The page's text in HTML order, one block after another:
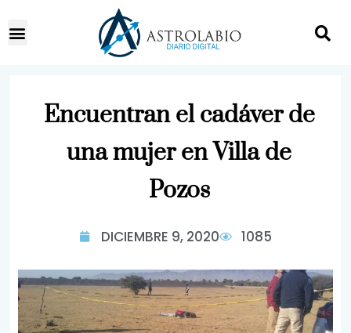
Encuentran el cadáver de
una mujer en Villa de
Pozos
DICIEMBRE 9, 2020 1085